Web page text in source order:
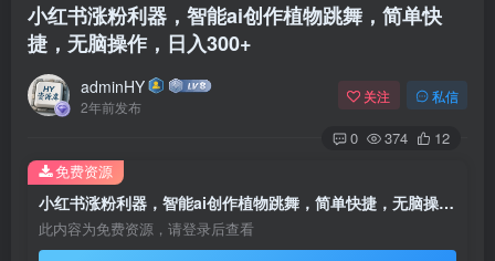
小红书涨粉利器，智能ai创作植物跳舞，简单快
捷，无脑操作，日入300+
adminHY
2年前发布
关注 私信
0 374 12
小红书涨粉利器，智能ai创作植物跳舞，简单快捷，无脑操作，日入300+
此内容为免费资源，请登录后查看
免费资源